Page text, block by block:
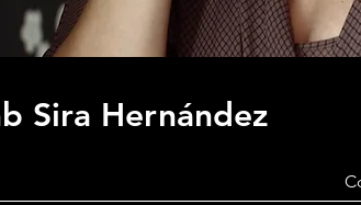
Sira Hernández